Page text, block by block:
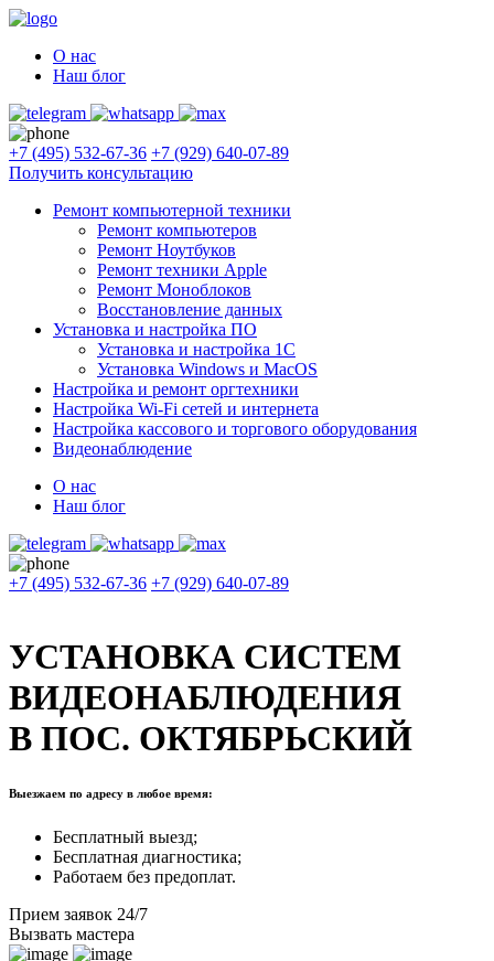
О нас
Наш блог
+7 (495) 532-67-36 +7 (929) 640-07-89
Получить консультацию
Ремонт компьютерной техники
Ремонт компьютеров
Ремонт Ноутбуков
Ремонт техники Apple
Ремонт Моноблоков
Восстановление данных
Установка и настройка ПО
Установка и настройка 1С
Установка Windows и MacOS
Настройка и ремонт оргтехники
Настройка Wi-Fi сетей и интернета
Настройка кассового и торгового оборудования
Видеонаблюдение
О нас
Наш блог
+7 (495) 532-67-36 +7 (929) 640-07-89
УСТАНОВКА СИСТЕМ
ВИДЕОНАБЛЮДЕНИЯ
В ПОС. ОКТЯБРЬСКИЙ
Выезжаем по адресу в любое время:
Бесплатный выезд;
Бесплатная диагностика;
Работаем без предоплат.
Прием заявок 24/7
Вызвать мастера